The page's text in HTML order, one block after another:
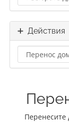
Действия
Перенесите